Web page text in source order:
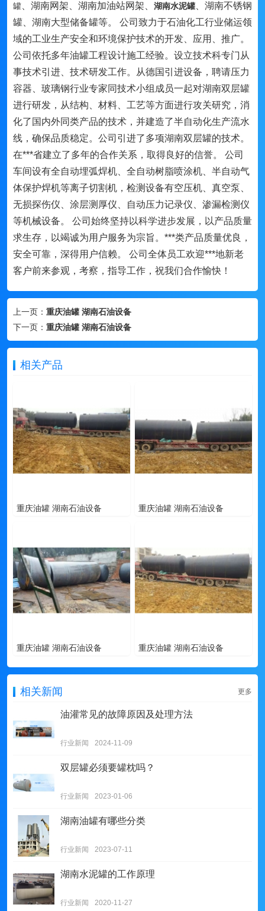
罐 、湖南网架、湖南加油站网架、 湖南水泥罐 、湖南不锈钢
罐、湖南大型储备罐等。 公司致力于石油化工行业储运领
域的工业生产安全和环境保护技术的开发、应用、推广。
公司依托多年油罐工程设计施工经验。设立技术科专门从
事技术引进、技术研发工作。从德国引进设备，聘请压力
容器、玻璃钢行业专家同技术小组成员一起对湖南双层罐
进行研发，从结构、材料、工艺等方面进行攻关研究，消
化了国内外同类产品的技术，并建造了半自动化生产流水
线，确保品质稳定。公司引进了多项湖南双层罐的技术。
在***省建立了多年的合作关系，取得良好的信誉。 公司
车间设有全自动埋弧焊机、全自动树脂喷涂机、半自动气
体保护焊机等离子切割机，检测设备有空压机、真空泵、
无损探伤仪、涂层测厚仪、自动压力记录仪、渗漏检测仪
等机械设备。 公司始终坚持以科学进步发展，以产品质量
求生存，以竭诚为用户服务为宗旨。***类产品质量优良，
安全可靠，深得用户信赖。 公司全体员工欢迎***地新老
客户前来参观，考察，指导工作，祝我们合作愉快！
上一页： 重庆油罐 湖南石油设备
下一页： 重庆油罐 湖南石油设备
相关产品
重庆油罐 湖南石油设备 重庆油罐 湖南石油设备
重庆油罐 湖南石油设备 重庆油罐 湖南石油设备
相关新闻 更多
油灌常见的故障原因及处理方法
行业新闻 2024-11-09
双层罐必须要罐枕吗？
行业新闻 2023-01-06
湖南油罐有哪些分类
行业新闻 2023-07-11
湖南水泥罐的工作原理
行业新闻 2020-11-27